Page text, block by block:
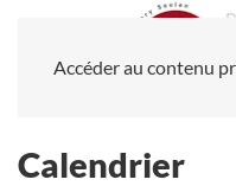
Accéder au contenu
Calendrier